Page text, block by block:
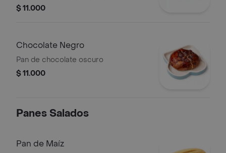
$ 11.000
Chocolate Negro
Pan de chocolate oscuro
$ 11.000
Panes Salados
Pan de Maíz